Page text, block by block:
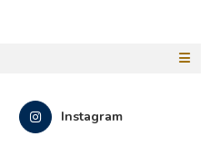
Instagram